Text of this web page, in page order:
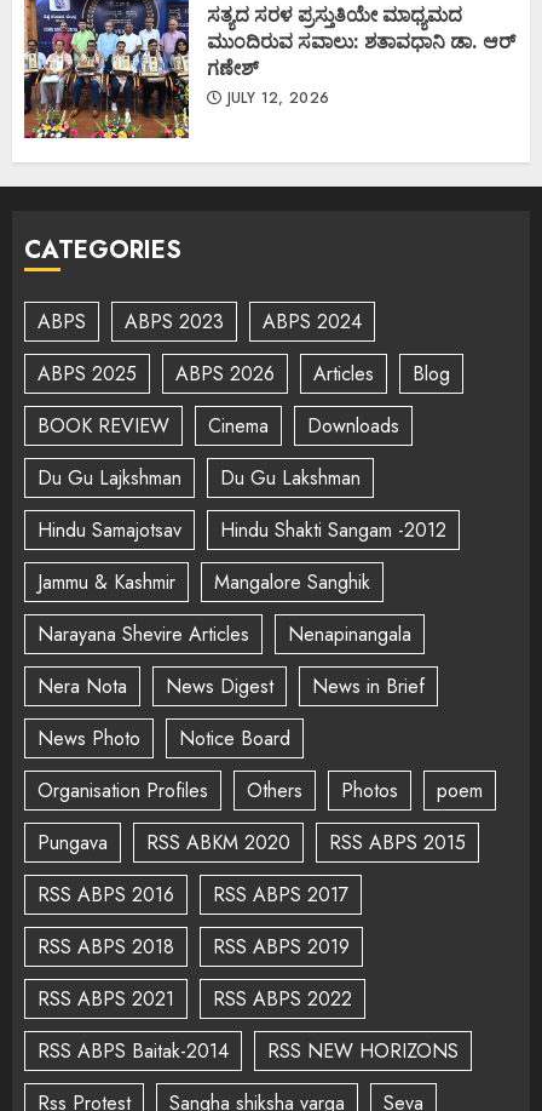
ಸತ್ಯದ ಸರಳ ಪ್ರಸ್ತುತಿಯೇ ಮಾಧ್ಯಮದ
ಮುಂದಿರುವ ಸವಾಲು: ಶತಾವಧಾನಿ ಡಾ. ಆರ್
ಗಣೇಶ್
JULY 12, 2026
CATEGORIES
ABPS ABPS 2023
ABPS 2024
ABPS 2025
ABPS 2026 Articles
Blog
BOOK REVIEW
Cinema
Downloads
Du Gu Lajkshman
Du Gu Lakshman
Hindu Samajotsav
Hindu Shakti Sangam -2012
Jammu & Kashmir
Mangalore Sanghik
Narayana Shevire Articles
Nenapinangala
Nera Nota
News Digest
News in Brief
News Photo
Notice Board
Organisation Profiles
Others Photos
poem
Pungava
RSS ABKM 2020
RSS ABPS 2015
RSS ABPS 2016
RSS ABPS 2017
RSS ABPS 2018
RSS ABPS 2019
RSS ABPS 2021
RSS ABPS 2022
RSS ABPS Baitak-2014
RSS NEW HORIZONS
Rss Protest
Sangha shiksha varga Seva